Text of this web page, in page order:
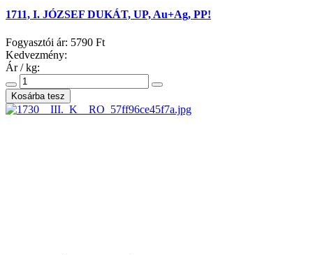
1711, I. JÓZSEF DUKÁT, UP, Au+Ag, PP!
Fogyasztói ár: 5790 Ft
Kedvezmény:
Ár / kg: